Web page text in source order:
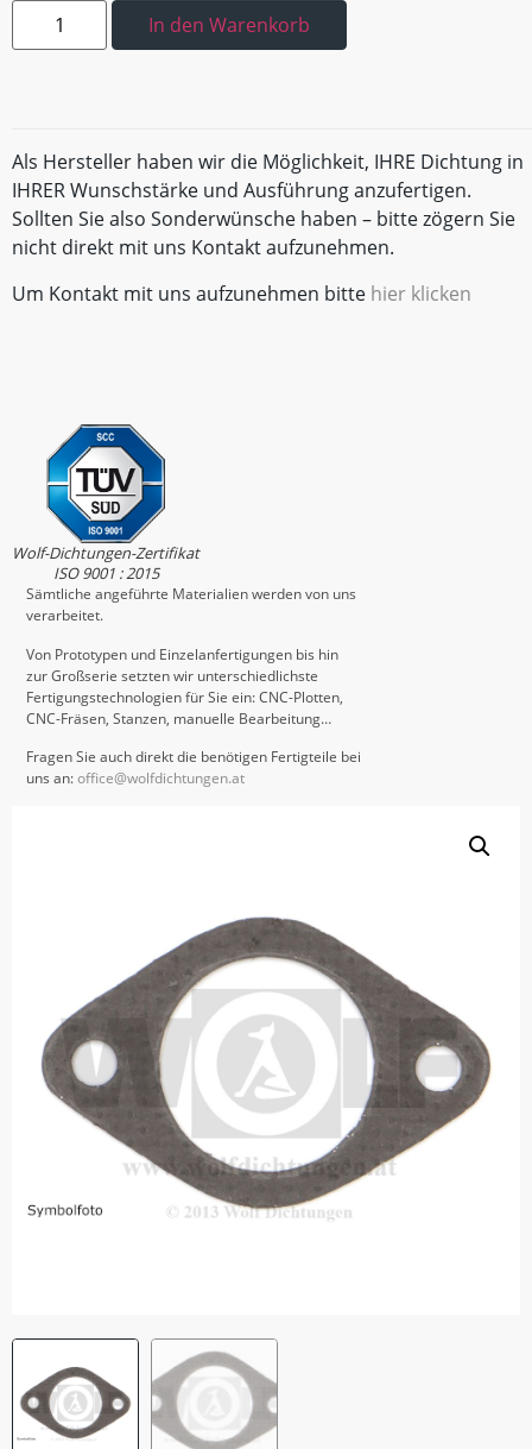
In den Warenkorb
Als Hersteller haben wir die Möglichkeit, IHRE Dichtung in
IHRER Wunschstärke und Ausführung anzufertigen.
Sollten Sie also Sonderwünsche haben – bitte zögern Sie
nicht direkt mit uns Kontakt aufzunehmen.
Um Kontakt mit uns aufzunehmen bitte hier klicken
Wolf-Dichtungen-Zertifikat
ISO 9001 : 2015
Sämtliche angeführte Materialien werden von uns
verarbeitet.
Von Prototypen und Einzelanfertigungen bis hin
zur Großserie setzten wir unterschiedlichste
Fertigungstechnologien für Sie ein: CNC-Plotten,
CNC-Fräsen, Stanzen, manuelle Bearbeitung…
Fragen Sie auch direkt die benötigen Fertigteile bei
uns an:office@wolfdichtungen.at